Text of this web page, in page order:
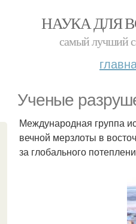
НАУКА ДЛЯ
самый лучший
Ученые
Международная группа
вечной мерзлоты в
за глобального